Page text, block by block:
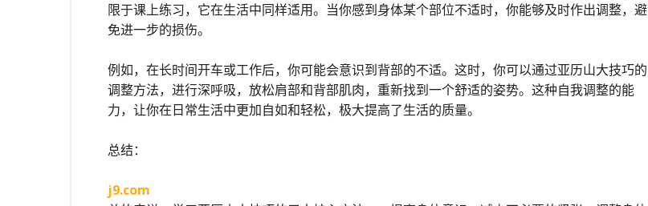
限于课上练习，它在生活中同样适用。当你感到身体某个部位不适时，你能够及时作出调整，避
免进一步的损伤。
例如，在长时间开车或工作后，你可能会意识到背部的不适。这时，你可以通过亚历山大技巧的
调整方法，进行深呼吸，放松肩部和背部肌肉，重新找到一个舒适的姿势。这种自我调整的能
力，让你在日常生活中更加自如和轻松，极大提高了生活的质量。
总结：
j9.com